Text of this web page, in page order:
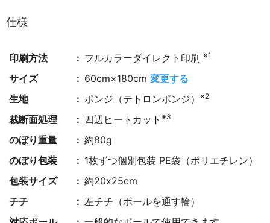
仕様
印刷方法 フルカラーダイレクト印刷※1
サイズ 60cm×180cm変更する
生地
ポンジ（テトロンポンジ）※2
裁断面処理 四辺ヒートカット※3
のぼり重量
約80g
のぼり包装
1枚ずつ個別包装 PE袋（ポリエチレン）
包装サイズ
約20x25cm
チチ
左チチ（ポールを通す輪）